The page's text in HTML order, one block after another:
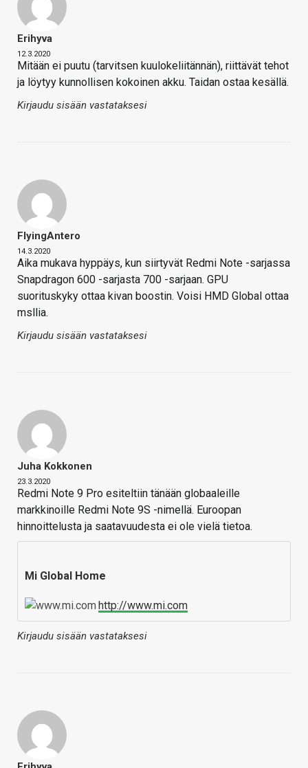
Erihyva
12.3.2020
Mitään ei puutu (tarvitsen kuulokeliitännän), riittävät tehot
ja löytyy kunnollisen kokoinen akku. Taidan ostaa kesällä.
Kirjaudu sisään vastataksesi
FlyingAntero
14.3.2020
Aika mukava hyppäys, kun siirtyvät Redmi Note -sarjassa
Snapdragon 600 -sarjasta 700 -sarjaan. GPU
suorituskyky ottaa kivan boostin. Voisi HMD Global ottaa
msllia.
Kirjaudu sisään vastataksesi
Juha Kokkonen
23.3.2020
Redmi Note 9 Pro esiteltiin tänään globaaleille
markkinoille Redmi Note 9S -nimellä. Euroopan
hinnoittelusta ja saatavuudesta ei ole vielä tietoa.
Mi Global Home
http://www.mi.com
Kirjaudu sisään vastataksesi